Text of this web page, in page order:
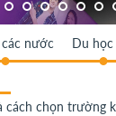
nước Du
cách chọn trường